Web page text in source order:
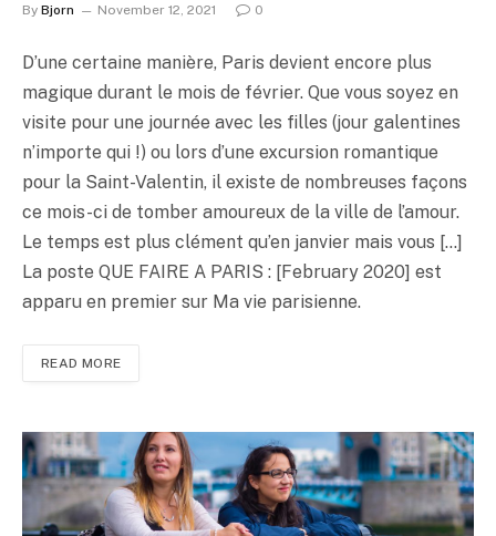
By Bjorn November 12, 2021 0
D’une certaine manière, Paris devient encore plus
magique durant le mois de février. Que vous soyez en
visite pour une journée avec les filles (jour galentines
n’importe qui !) ou lors d’une excursion romantique
pour la Saint-Valentin, il existe de nombreuses façons
ce mois-ci de tomber amoureux de la ville de l’amour.
Le temps est plus clément qu’en janvier mais vous […]
La poste QUE FAIRE A PARIS : [February 2020] est
apparu en premier sur Ma vie parisienne.
READ MORE